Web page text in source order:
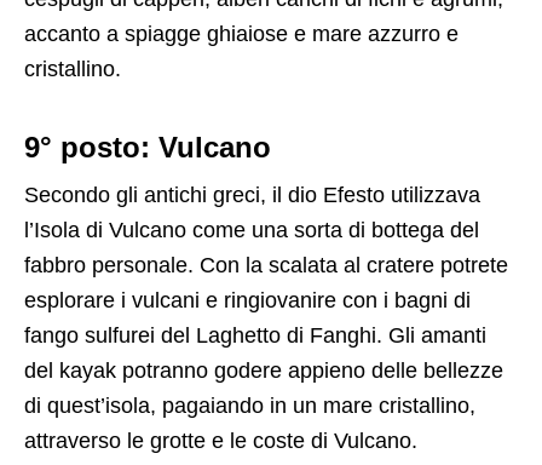
accanto a spiagge ghiaiose e mare azzurro e
cristallino.
9° posto: Vulcano
Secondo gli antichi greci, il dio Efesto utilizzava
l’Isola di Vulcano come una sorta di bottega del
fabbro personale. Con la scalata al cratere potrete
esplorare i vulcani e ringiovanire con i bagni di
fango sulfurei del Laghetto di Fanghi. Gli amanti
del kayak potranno godere appieno delle bellezze
di quest’isola, pagaiando in un mare cristallino,
attraverso le grotte e le coste di Vulcano.